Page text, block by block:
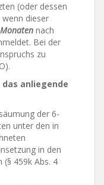
(oder dessen
dieser
nach
Bei der
zu
anliegende
der 6-
unter den in
in den
459k Abs. 4